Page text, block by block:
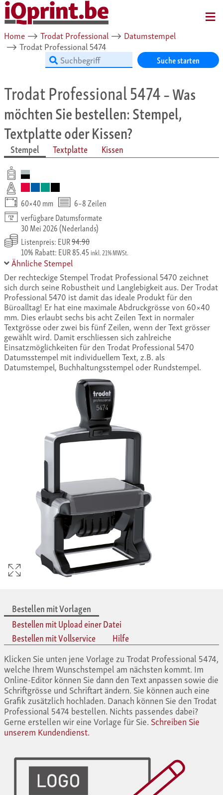
Home ⟶ Trodat Professional ⟶ Datumstempel
⟶ Trodat Professional 5474
Suche starten
Trodat Professional 5474– Was
möchten Sie bestellen: Stempel,
Textplatte oder Kissen?
Stempel Textplatte Kissen
60×40 mm
6–8 Zeilen
verfügbare Datumsformate
30 Mei 2026 (Nederlands)
Listenpreis: EUR94.90
10% Rabatt: EUR 85.45 inkl. 21% MWSt.
Ähnliche Stempel
Der rechteckige Stempel Trodat Professional 5470 zeichnet
sich durch seine Robustheit und Langlebigkeit aus. Der Trodat
Professional 5470 ist damit das ideale Produkt für den
Büroalltag! Er hat eine maximale Abdruckgrösse von 60×40
mm. Dies erlaubt sechs bis acht Zeilen Text in normaler
Textgrösse oder zwei bis fünf Zeilen, wenn der Text grösser
gewählt wird. Damit erschliessen sich zahlreiche
Einsatzmöglichkeiten für den Trodat Professional 5470
Datumsstempel mit individuellem Text, z.B. als
Datumstempel, Buchhaltungsstempel oder Rundstempel.
Bestellen mit Vorlagen
Bestellen mit Upload einer Datei
Bestellen mit Vollservice
Hilfe
Klicken Sie unten jene Vorlage zu Trodat Professional 5474,
welche Ihrem Wunschstempel am nächsten kommt. Im
Online-Editor können Sie dann den Text anpassen sowie die
Schriftgrösse und Schriftart ändern. Sie können auch eine
Grafik zusätzlich hochladen. Danach können Sie den Trodat
Professional 5474 bestellen. Nichts passendes dabei?
Gerne erstellen wir eine Vorlage für Sie. Schreiben Sie
unserem Kundendienst.